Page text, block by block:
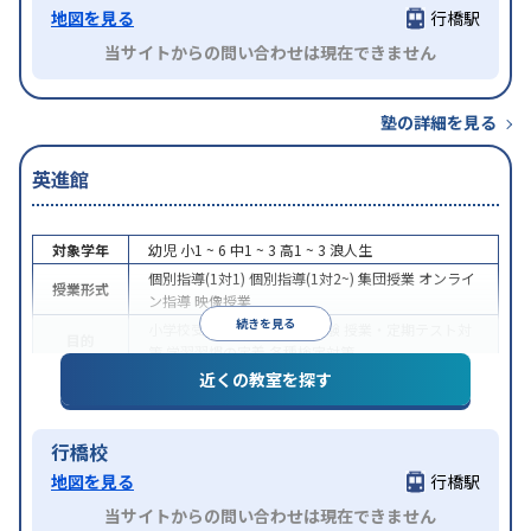
地図を見る
行橋駅
当サイトからの問い合わせは現在できません
塾の詳細を見る
英進館
続きを見る
対象学年 幼児 小1 ~ 6 中1 ~ 3 高1 ~ 3 浪人生
授業形式
個別指導(1対1) 個別指導(1対2~) 集団授業 オンライ
ン指導 映像授業
小学校受験 高校受験 大学受験
策学習習慣の定着各種検定対策
特徴
中高一貫校生に対応特待生・奨学金制度あり
にPC・タブレットを利用オンライン対応1科目か
ら受講可能
近くの教室を探す
行橋校
地図を見る
行橋駅
当サイトからの問い合わせは現在できません